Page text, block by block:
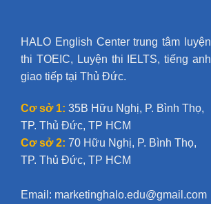
HALO English Center trung tâm luyện
thi TOEIC, Luyện thi IELTS, tiếng anh
giao tiếp tại Thủ Đức.
Cơ sở 1: 35B Hữu Nghị, P. Bình Thọ,
TP. Thủ Đức, TP HCM
Cơ sở 2: 70 Hữu Nghị, P. Bình Thọ,
TP. Thủ Đức, TP HCM
Email: marketinghalo.edu@gmail.com